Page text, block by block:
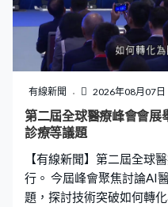
然持續。」 高溫觸發的驟
部地區有驟雨及雷暴。
有線新聞 2026年08月07日
第二屆全球醫療峰會會
診療等議題
【有線新聞】第二屆全球
行。 今屆峰會聚焦討論AI
題，探討技術突破如何轉